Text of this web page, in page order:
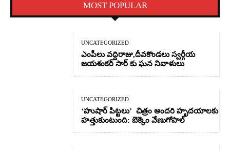
MOST POPULAR
UNCATEGORIZED
ఎంపీలు వద్దిరాజు,దీవకొండలు స్వర్గీయ
జయశంకర్ సార్ కు ఘన నివాళులు
UNCATEGORIZED
‘హుషార్‌ పిట్టలు’ చిత్రం అందరి హృదయాలకు
హత్తుకుంటుంది: బెక్కెం వేణుగోపాల్‌